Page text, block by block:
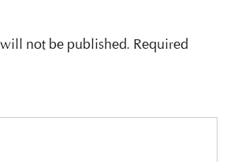
not be published. Required